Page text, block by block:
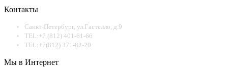
Контакты
Санкт-Петербург, ул.Гастелло, д.9
TEL:+7 (812) 401-61-66
TEL:+7(812) 371-82-20
Мы в Интернет